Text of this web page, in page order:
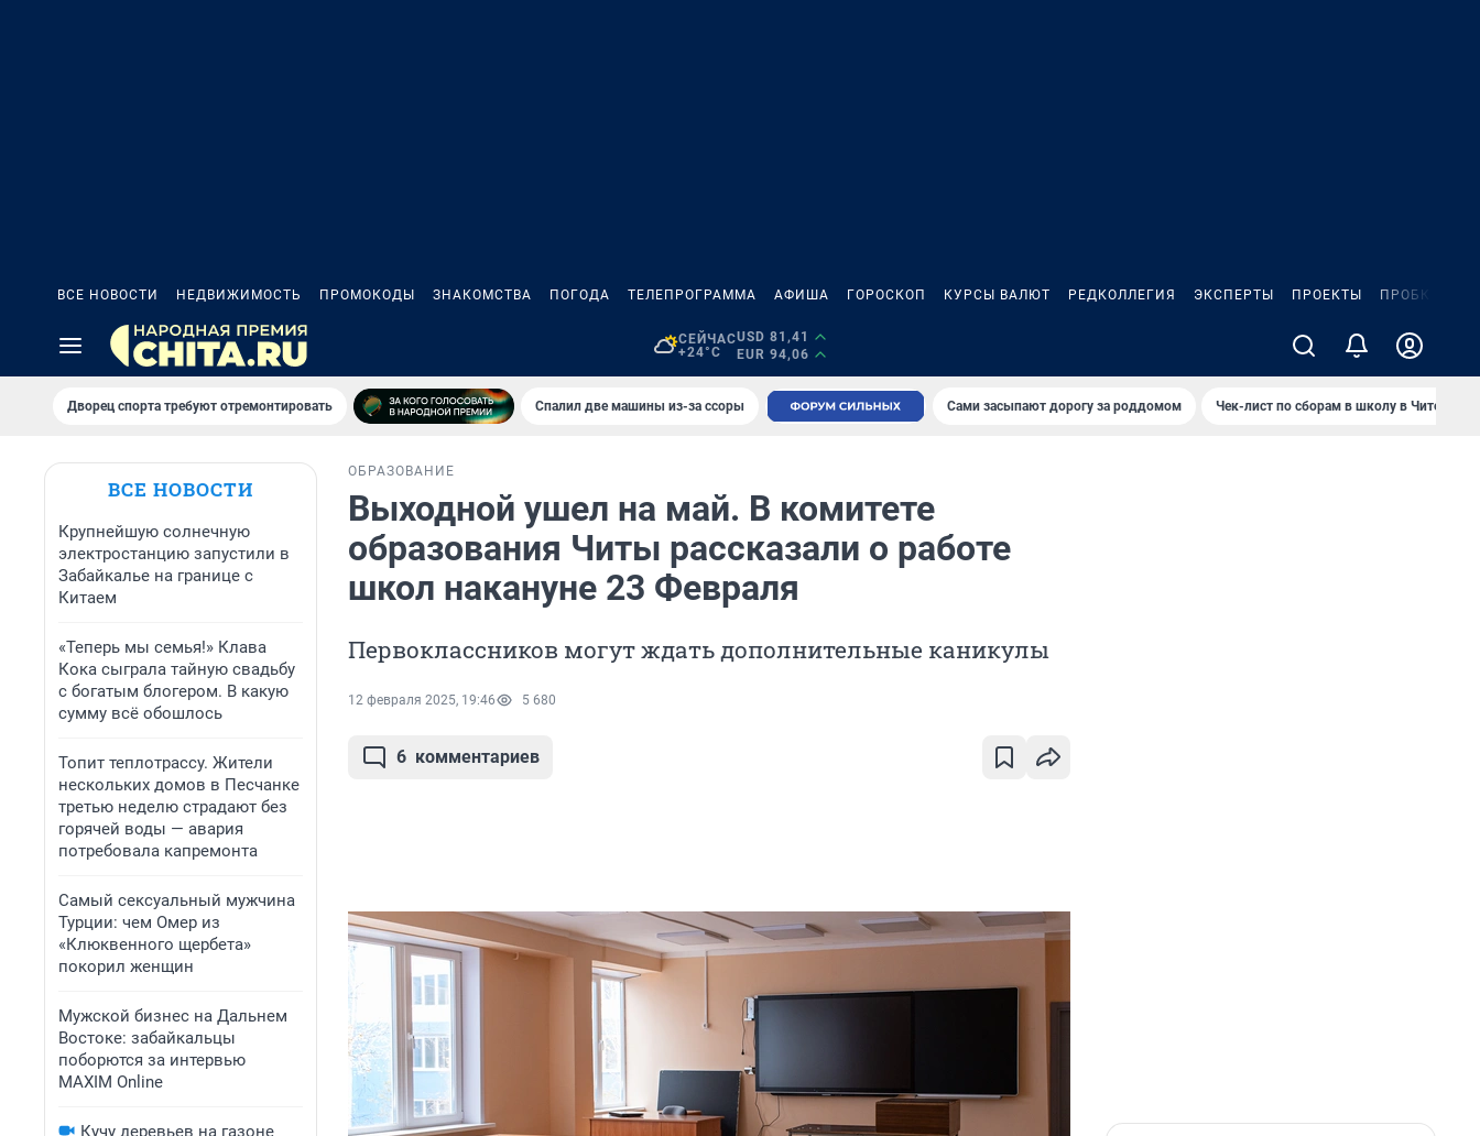
ВСЕ НОВОСТИ НЕДВИЖИМОСТЬ ПРОМОКОДЫ ЗНАКОМСТВА ПОГОДА ТЕЛЕПРОГРАММА АФИША ГОРОСКОП КУРСЫ ВАЛЮТ РЕДКОЛЛЕГИЯ ЭКСПЕРТЫ ПРОЕКТЫ ПРОБКИ
СЕЙЧАС
+24°C
USD 81,41
EUR 94,06
Дворец спорта требуют отремонтировать Спалил две машины из-за ссоры Сами засыпают дорогу за роддомом Чек-лист по сборам в школу в Чите
ВСЕ НОВОСТИ
Крупнейшую солнечную
электростанцию запустили в
Забайкалье на границе с
Китаем
«Теперь мы семья!» Клава
Кока сыграла тайную свадьбу
с богатым блогером. В какую
сумму всё обошлось
Топит теплотрассу. Жители
нескольких домов в Песчанке
третью неделю страдают без
горячей воды — авария
потребовала капремонта
Самый сексуальный мужчина
Турции: чем Омер из
«Клюквенного щербета»
покорил женщин
Мужской бизнес на Дальнем
Востоке: забайкальцы
поборются за интервью
MAXIM Online
Кучу деревьев на газоне
ОБРАЗОВАНИЕ
Выходной ушел на май. В комитете
образования Читы рассказали о работе
школ накануне 23 Февраля
Первоклассников могут ждать дополнительные каникулы
12 февраля 2025, 19:46 5 680
6 комментариев